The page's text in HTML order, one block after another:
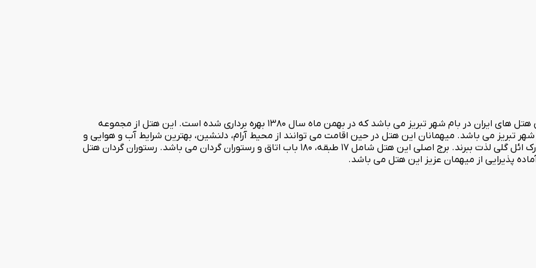
هتل پنج ستاره پارس ائل گلی با نمایی تمام شیشه ای یکی از بهترین هتل های ایران در بام شهر تبریز می باشد که در بهمن ماه سال 1380 بهره برداری شده است. این هتل از مجموعه
تبریز می باشد. میهمانان این هتل در حین اقامت می توانند از محیط آرام، دلنشین، بهترین شرایط آب و هوایی و
همینطور اتاق های بزرگ و شیک هتل همراه با چشم انداز بینظیر از پارک ائل گلی لذت ببرند. برج اصلی این هتل شامل 17 طبقه، 180 باب اتاق و رستوران گردان می باشد. رستوران گردان هتل
پذیرایی از میهمان عزیز این هتل می باشد.